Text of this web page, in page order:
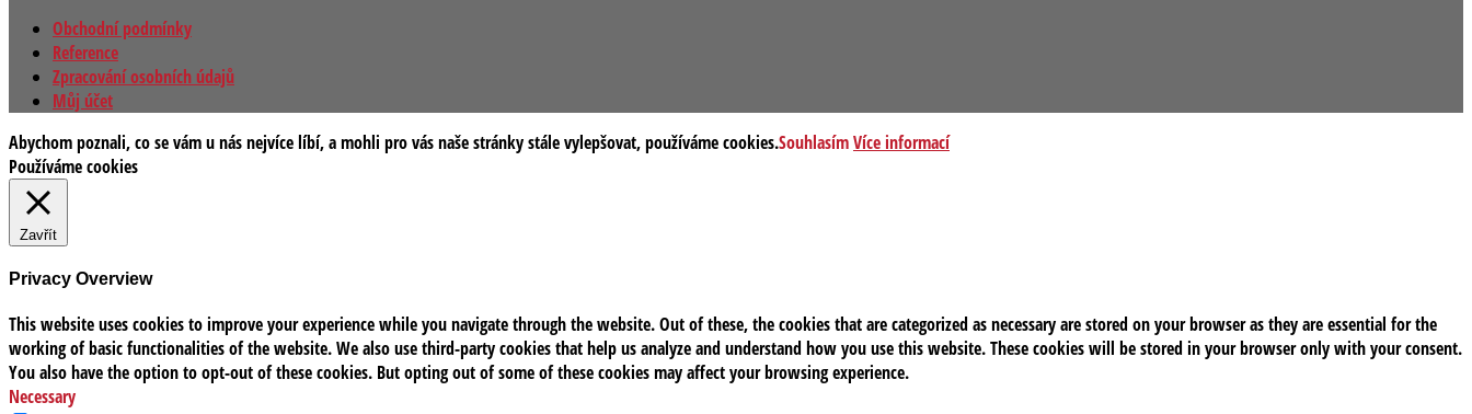
Obchodní podmínky
Reference
Zpracování osobních údajů
Můj účet
Abychom poznali, co se vám u nás nejvíce líbí, a mohli pro vás naše stránky stále vylepšovat, používáme cookies.SouhlasímVíce informací
Používáme cookies
Zavřít
Privacy Overview
This website uses cookies to improve your experience while you navigate through the website. Out of these, the cookies that are categorized as necessary are stored on your browser as they are essential for the
working of basic functionalities of the website. We also use third-party cookies that help us analyze and understand how you use this website. These cookies will be stored in your browser only with your consent.
You also have the option to opt-out of these cookies. But opting out of some of these cookies may affect your browsing experience.
Necessary